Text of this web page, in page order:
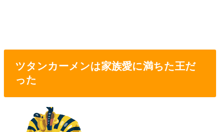
ツタンカーメンは家族愛に満ちた王だ
った